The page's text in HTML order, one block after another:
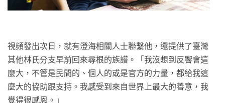
視頻發出次日，就有澄海相關人士聯繫他，還提供了臺灣
其他林氏分支早前回來尋根的族譜。「我沒想到反響會這
麼大，不管是民間的、個人的或是官方的力量，都給我這
麼大的協助跟支持。我感受到來自世界上最大的善意，我
覺得很感恩。」